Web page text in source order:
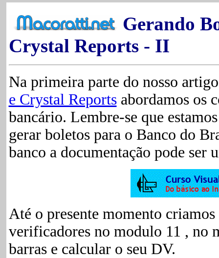
Gerando
Crystal Reports - II
Na primeira parte do nosso
e Crystal Reports abordamos os
bancário. Lembre-se que
gerar boletos para o Banco do
banco a documentação pode ser
Até o presente momento
verificadores no modulo 11 , no
barras e calcular o seu DV.